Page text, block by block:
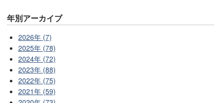
年別アーカイブ
2026年 (7)
2025年 (78)
2024年 (72)
2023年 (88)
2022年 (75)
2021年 (59)